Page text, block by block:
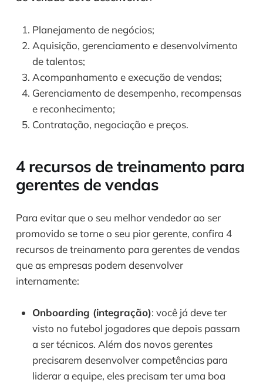
Planejamento de negócios;
Aquisição, gerenciamento e desenvolvimento
de talentos;
Acompanhamento e execução de vendas;
Gerenciamento de desempenho, recompensas
e reconhecimento;
Contratação, negociação e preços.
4 recursos de treinamento para
gerentes de vendas
Para evitar que o seu melhor vendedor ao ser
promovido se torne o seu pior gerente, confira 4
recursos de treinamento para gerentes de vendas
que as empresas podem desenvolver
internamente:
Onboarding (integração): você já deve ter
visto no futebol jogadores que depois passam
a ser técnicos. Além dos novos gerentes
precisarem desenvolver competências para
liderar a equipe, eles precisam ter uma boa